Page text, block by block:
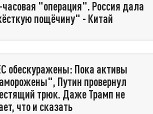
"операция". Россия дала
пощёчину" - Китай
обескуражены: Пока активы
Путин провернул
трюк. Даже Трамп не
что и сказать